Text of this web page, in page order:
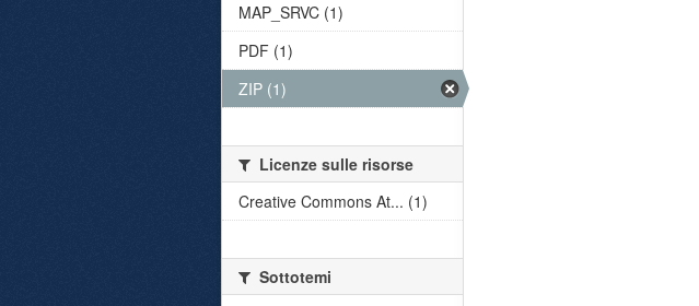
MAP_SRVC (1)
PDF (1)
ZIP (1)
Licenze sulle risorse
Creative Commons At... (1)
Sottotemi